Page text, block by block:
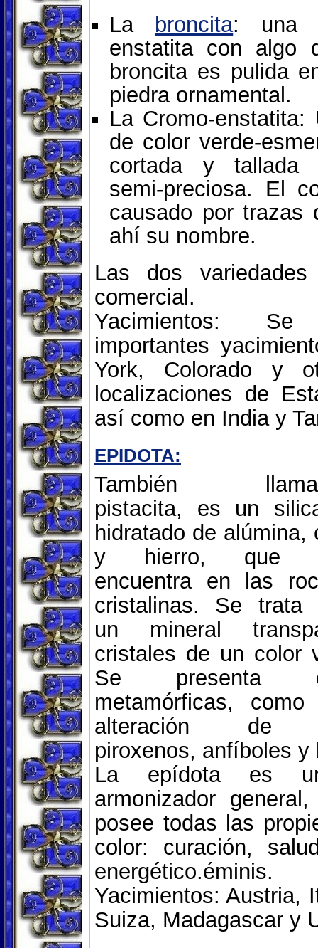
La
broncita: una
enstatita con algo
broncita es pulida
piedra ornamental.
La Cromo-enstatita:
de color verde-
cortada y tallada
semi-preciosa. El
causado por trazas
ahí su nombre.
Las dos
comercial.
Yacimientos: Se
importantes
York, Colorado y
localizaciones de
así como en India y
EPIDOTA:
También
pistacita, es un
hidratado de alúmina,
y hierro, que
encuentra en las
cristalinas. Se trata
un mineral
cristales de un color
Se presenta
metamórficas,
alteración de
piroxenos, anfíboles y
La epídota es
armonizador
posee todas las
color: curación,
energético.éminis.
Yacimientos: Austria,
Suiza, Madagascar y